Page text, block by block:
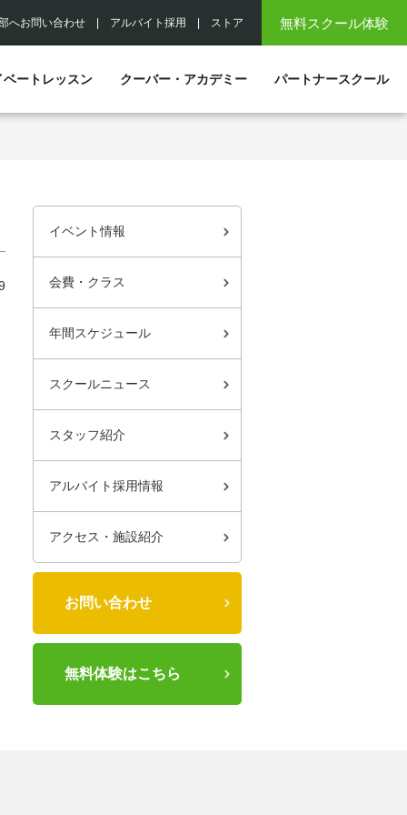
無料スクール体験
へお問い合わせ アルバイト採用 ストア
ベートレッスン クーバー・アカデミー パートナースクール
イベント情報
会費・クラス
年間スケジュール
スクールニュース
スタッフ紹介
アルバイト採用情報
アクセス・施設紹介
お問い合わせ
無料体験はこちら